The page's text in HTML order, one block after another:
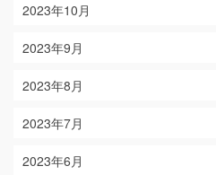
2023年10月
2023年9月
2023年8月
2023年7月
2023年6月